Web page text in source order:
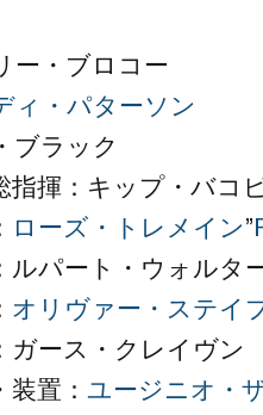
ー・ブロコー
ィ・パターソン
ブラック
指揮：キップ・バコ
ローズ・トレメイン”
ルパート・ウォルタ
オリヴァー・ステイ
ガース・クレイヴン
装置： ユージニオ・